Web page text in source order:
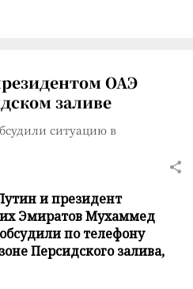
ОАЭ
заливе
ситуацию в
и президент
Эмиратов Мухаммед
по телефону
Персидского залива,